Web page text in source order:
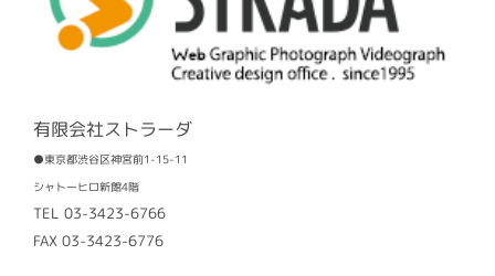
有限会社ストラーダ
●東京都渋谷区神宮前1-15-11
シャトーヒロ新館4階
TEL 03-3423-6766
FAX 03-3423-6776